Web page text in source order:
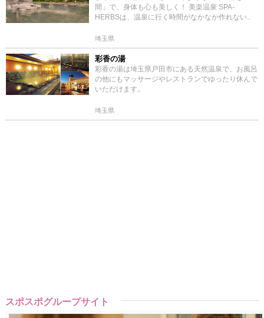
間」で、身体も心も美しく！ 美楽温泉 SPA-
HERBSは、温泉に行く時間がなかなか作れない..
埼玉県
彩香の湯
彩香の湯は埼玉県戸田市にある天然温泉で、お風呂
の他にもマッサージやレストランでゆったり休んで
いただけます。
埼玉県
スポスポグループサイト